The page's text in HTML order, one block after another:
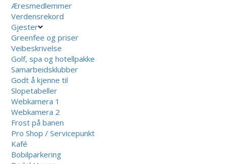
Æresmedlemmer
Verdensrekord
Gjester
Greenfee og priser
Veibeskrivelse
Golf, spa og hotellpakke
Samarbeidsklubber
Godt å kjenne til
Slopetabeller
Webkamera 1
Webkamera 2
Frost på banen
Pro Shop / Servicepunkt
Kafé
Bobilparkering